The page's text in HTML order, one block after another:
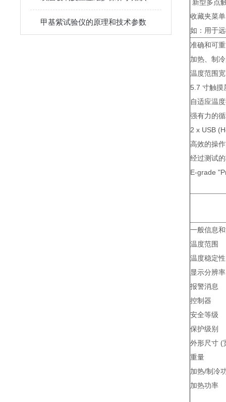
甲基紫试验仪的原理和技术参数
新型多点
收藏夹菜
如：用于
准确和可
加热、制
温度范围
5.7 寸触
自适应温
强有力的
2 x USB
高效的操
经过测试
E-grade
一般信息
温度范围
温度稳定性
显示分辨
报警消息
控制器
安全等级
保护级别
外形尺寸 (
重量
加热/制冷
加热功率